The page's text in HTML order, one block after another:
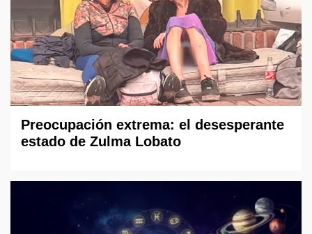
Preocupación extrema: el desesperante
estado de Zulma Lobato